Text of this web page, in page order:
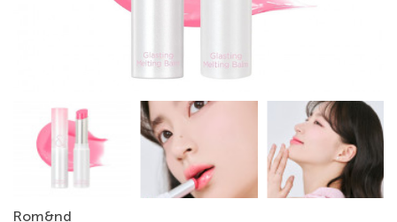
Rom&nd